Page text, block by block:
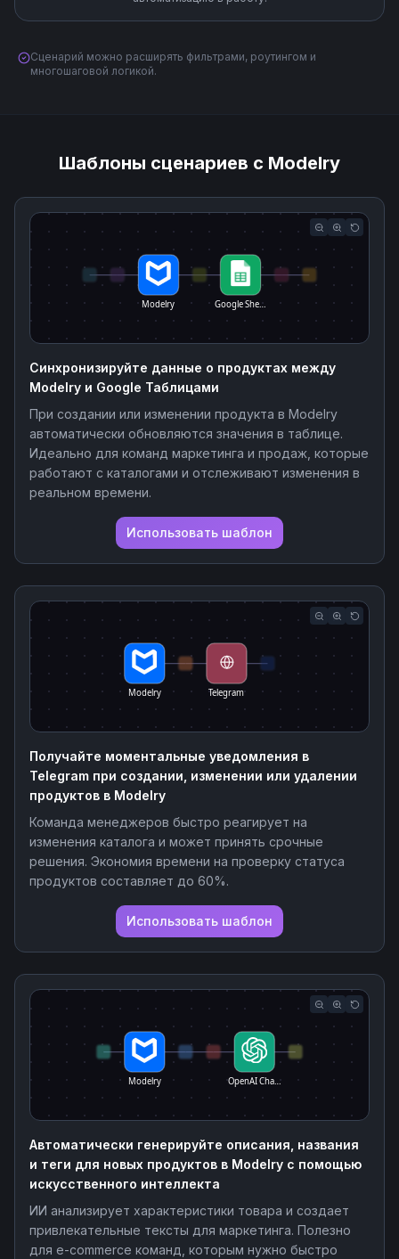
Сценарий можно расширять фильтрами, роутингом и
многошаговой логикой.
Шаблоны сценариев с Modelry
Modelry Google She…
Синхронизируйте данные о продуктах между
Modelry и Google Таблицами
При создании или изменении продукта в Modelry
автоматически обновляются значения в таблице.
Идеально для команд маркетинга и продаж, которые
работают с каталогами и отслеживают изменения в
реальном времени.
Использовать шаблон
Modelry Telegram
Получайте моментальные уведомления в
Telegram при создании, изменении или удалении
продуктов в Modelry
Команда менеджеров быстро реагирует на
изменения каталога и может принять срочные
решения. Экономия времени на проверку статуса
продуктов составляет до 60%.
Использовать шаблон
Modelry OpenAI Cha…
Автоматически генерируйте описания, названия
и теги для новых продуктов в Modelry с помощью
искусственного интеллекта
ИИ анализирует характеристики товара и создает
привлекательные тексты для маркетинга. Полезно
для e-commerce команд, которым нужно быстро